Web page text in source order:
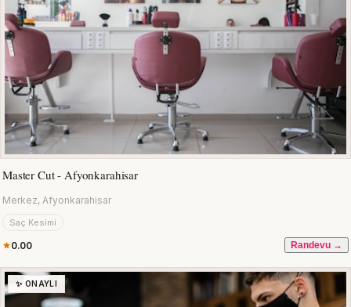
Master Cut - Afyonkarahisar
Merkez, Afyonkarahisar
Saç Kesimi
0.00 Randevu →
✨ ONAYLI